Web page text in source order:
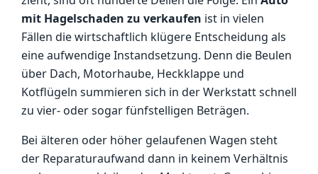
mit Hagelschaden zu verkaufen ist in vielen
Fällen die wirtschaftlich klügere Entscheidung als
eine aufwendige Instandsetzung. Denn die Beulen
über Dach, Motorhaube, Heckklappe und
Kotflügeln summieren sich in der Werkstatt schnell
zu vier- oder sogar fünfstelligen Beträgen.
Bei älteren oder höher gelaufenen Wagen steht
der Reparaturaufwand dann in keinem Verhältnis